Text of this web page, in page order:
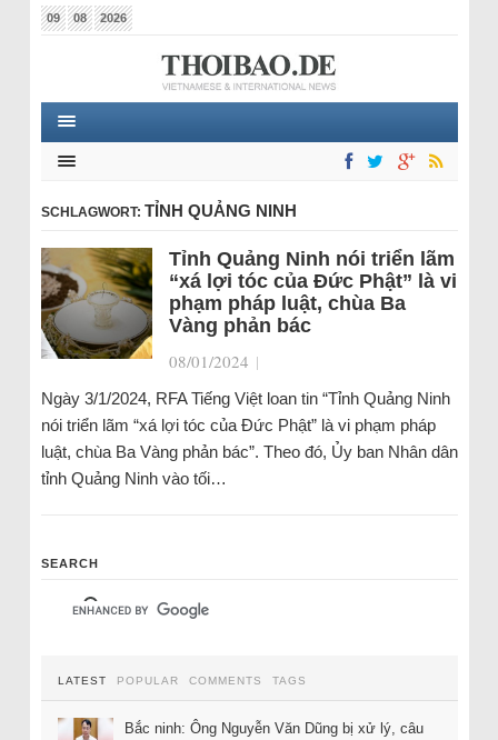
09 08 2026
SCHLAGWORT: TỈNH QUẢNG NINH
Tỉnh Quảng Ninh nói triển lãm
“xá lợi tóc của Đức Phật” là vi
phạm pháp luật, chùa Ba
Vàng phản bác
08/01/2024 |
Ngày 3/1/2024, RFA Tiếng Việt loan tin “Tỉnh Quảng Ninh
nói triển lãm “xá lợi tóc của Đức Phật” là vi phạm pháp
luật, chùa Ba Vàng phản bác”. Theo đó, Ủy ban Nhân dân
tỉnh Quảng Ninh vào tối…
SEARCH
LATEST POPULAR COMMENTS TAGS
Bắc ninh: Ông Nguyễn Văn Dũng bị xử lý, câu